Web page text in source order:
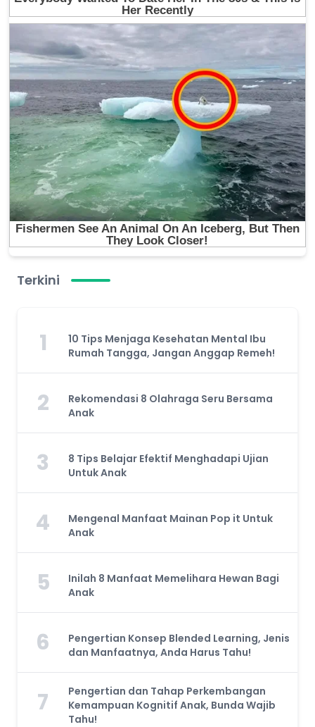
Terkini
1
10 Tips Menjaga Kesehatan Mental Ibu
Rumah Tangga, Jangan Anggap Remeh!
2
Rekomendasi 8 Olahraga Seru Bersama
Anak
3
8 Tips Belajar Efektif Menghadapi Ujian
Untuk Anak
4
Mengenal Manfaat Mainan Pop it Untuk
Anak
5
Inilah 8 Manfaat Memelihara Hewan Bagi
Anak
6
Pengertian Konsep Blended Learning, Jenis
dan Manfaatnya, Anda Harus Tahu!
7
Pengertian dan Tahap Perkembangan
Kemampuan Kognitif Anak, Bunda Wajib
Tahu!